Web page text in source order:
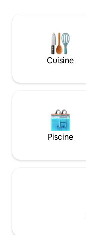
round very sunny.
Cuisine
Piscine